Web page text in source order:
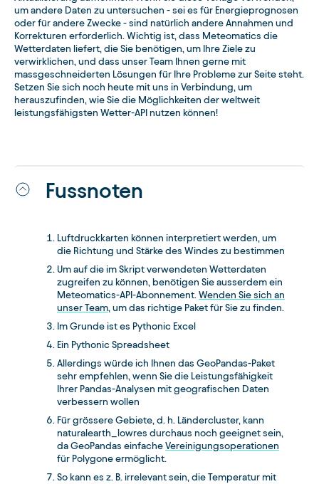
um andere Daten zu untersuchen - sei es für Energieprognosen
oder für andere Zwecke - sind natürlich andere Annahmen und
Korrekturen erforderlich. Wichtig ist, dass Meteomatics die
Wetterdaten liefert, die Sie benötigen, um Ihre Ziele zu
verwirklichen, und dass unser Team Ihnen gerne mit
massgeschneiderten Lösungen für Ihre Probleme zur Seite steht.
Setzen Sie sich noch heute mit uns in Verbindung, um
herauszufinden, wie Sie die Möglichkeiten der weltweit
leistungsfähigsten Wetter-API nutzen können!
Fussnoten
Luftdruckkarten können interpretiert werden, um
die Richtung und Stärke des Windes zu bestimmen
Um auf die im Skript verwendeten Wetterdaten
zugreifen zu können, benötigen Sie ausserdem ein
Meteomatics-API-Abonnement. Wenden Sie sich an
unser Team, um das richtige Paket für Sie zu finden.
Im Grunde ist es Pythonic Excel
Ein Pythonic Spreadsheet
Allerdings würde ich Ihnen das GeoPandas-Paket
sehr empfehlen, wenn Sie die Leistungsfähigkeit
Ihrer Pandas-Analysen mit geografischen Daten
verbessern wollen
Für grössere Gebiete, d. h. Ländercluster, kann
naturalearth_lowres durchaus noch geeignet sein,
da GeoPandas einfache Vereinigungsoperationen
für Polygone ermöglicht.
So kann es z. B. irrelevant sein, die Temperatur mit